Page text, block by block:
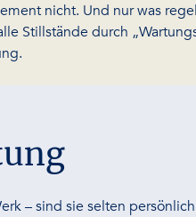
nicht. Und nur was
Stillstände durch
– sind sie selten